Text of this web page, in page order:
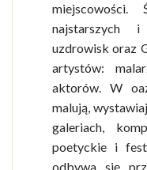
najstarszych i
uzdrowisk oraz
artystów:
aktorów. W
malują,
galeriach,
poetyckie i
odbywa się